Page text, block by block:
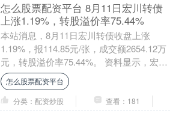
怎么股票配资平台 8月11日宏川转债
上涨1.19%，转股溢价率75.44%
本站消息，8月11日宏川转债收盘上涨
1.19%，报114.85元/张，成交额2654.12万
元，转股溢价率75.44%。 资料显示，宏川
转债信用级别为“AA-”....
怎么股票配资平台
分类：配资炒股
查看：181